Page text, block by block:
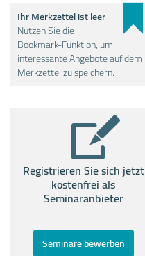
Ihr Merkzettel ist leer
Nutzen Sie die
Bookmark-Funktion, um
interessante Angebote auf dem
Merkzettel zu speichern.
Registrieren Sie sich jetzt
kostenfrei als
Seminaranbieter
Seminare bewerben